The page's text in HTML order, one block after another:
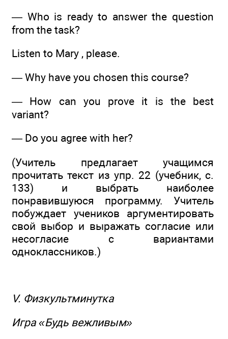
— Who is ready to answer the question
from the task?
Listen to Mary , please.
— Why have you chosen this course?
— How can you prove it is the best
variant?
— Do you agree with her?
(Учитель предлагает учащимся
прочитать текст из упр. 22 (учебник, с.
133) и выбрать наиболее
понравившуюся программу. Учитель
побуждает учеников аргументировать
свой выбор и выражать согласие или
несогласие с вариантами
одноклассников.)
V. Физкультминутка
Игра «Будь вежливым»